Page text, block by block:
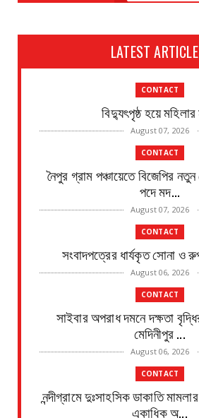
LATEST
CONTACT
বিদ্যুৎপৃষ্ঠ হয়ে
August 07, 2026
CONTACT
নৈপুর গ্রাম পঞ্চায়েতে বিজেপির
পদে মদ...
August 07, 2026
CONTACT
সংবাদপত্রের ধার্যকৃত সোনা ও
August 06, 2026
CONTACT
সাইবার অপরাধ দমনে দক্ষতা
মেদিনীপুর ...
August 06, 2026
CONTACT
নন্দীগ্রামে দুঃসাহসিক ডাকাতি
একাধিক অ...